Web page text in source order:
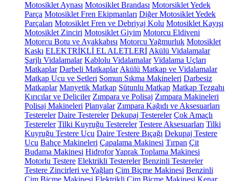
Motosiklet Aynası Motosiklet Brandası Motorsiklet Yedek
Parça Motosiklet Fren Ekipmanları Diğer Motosiklet Yedek
Parçaları Motosiklet Fren ve Debriyaj Kolu Motosiklet Kayışı
Motosiklet Zinciri Motosiklet Giyim Motorcu Eldiveni
Motorcu Botu ve Ayakkabısı Motorcu Yağmurluk Motosiklet
Kaskı ELEKTRİKLİ EL ALETLERİ Akülü Vidalamalar
Şarjlı Vidalamalar Kablolu Vidalamalar Vidalama Uçları
Matkaplar Darbeli Matkaplar Akülü Matkap ve Vidalamalar
Matkap Ucu ve Setleri Somun Sıkma Makineleri Darbesiz
Matkaplar Manyetik Matkap Sütunlu Matkap Matkap Tezgahı
Kırıcılar ve Deliciler Zımpara ve Polisaj Zımpara Makineleri
Polisaj Makineleri Planyalar Zımpara Kağıdı ve Aksesuarları
Testereler Daire Testereler Dekupaj Testereler Çok Amaçlı
Testereler Tilki Kuyruğu Testereler Testere Aksesuarları Tilki
Kuyruğu Testere Ucu Daire Testere Bıçağı Dekupaj Testere
Ucu Bahçe Makineleri Çapalama Makinesi Tırpan Çit
Budama Makinesi HidroforYaprak Toplama Makinesi
Motorlu Testere Elektrikli Testereler Benzinli Testereler
Testere Zincirleri ve Yağları Çim Biçme Makinesi Benzinli
Çim Biçme Makinesi Elektrikli Çim Biçme Makinesi Kenar